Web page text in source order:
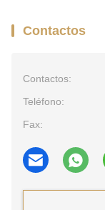
Contactos
Contactos:
Teléfono:
Fax: